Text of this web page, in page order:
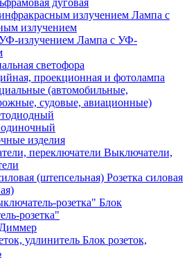
дуговая
Лампа с
излучением
Лампа с УФ-
светофора
проекционная и фотолампа
(автомобильные,
судовые, авиационные)
изделия
Выключатели,
Розетка силовая
Блок
розетка"
Диммер
Блок розеток,